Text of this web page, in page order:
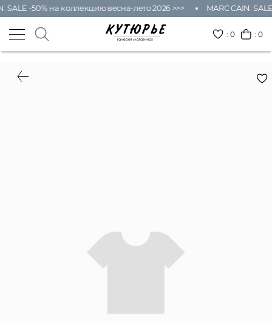
-50% на коллекцию весна-лето 2026 >>> MARC CAIN:
:0 : 0